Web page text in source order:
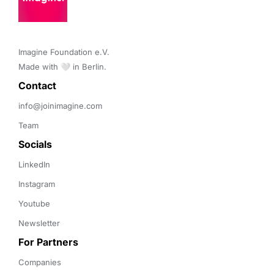
Imagine Foundation e.V.
Made with 🤍 in Berlin.
Contact
info@joinimagine.com
Team
Socials
LinkedIn
Instagram
Youtube
Newsletter
For Partners
Companies